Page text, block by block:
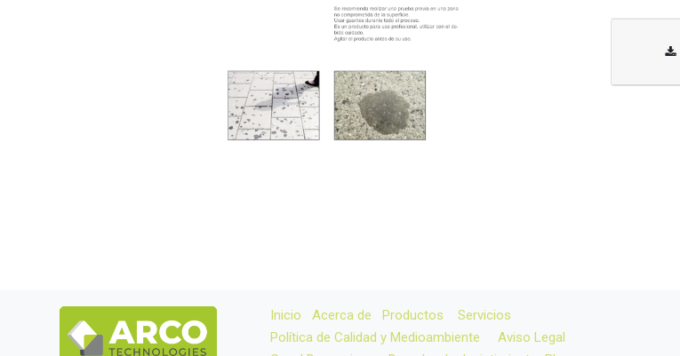
Inicio Acerca de Productos
Servicios
Política de Calidad y Medioambiente
Aviso Legal